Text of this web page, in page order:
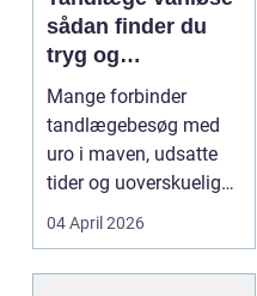
sådan finder du
tryg og
professionel
tandpleje
Mange forbinder
tandlægebesøg med
uro i maven, udsatte
tider og uoverskuelige
priser. Samtidig ved
04 April 2026